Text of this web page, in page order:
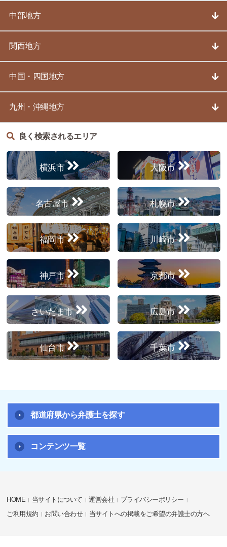
中部地方
関西地方
中国・四国地方
九州・沖縄地方
良く検索されるエリア
横浜市 大阪市
名古屋市 札幌市
福岡市 川崎市
神戸市 京都市
さいたま市 広島市
仙台市 千葉市
都道府県から弁護士を探す
コンテンツ一覧
HOME 当サイトについて 運営会社
プライバシーポリシー
ご利用規約
お問い合わせ 当サイトへの掲載をご希望の弁護士の方へ